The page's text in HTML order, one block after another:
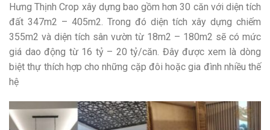
Hưng Thịnh Crop xây dựng bao gồm hơn 30 căn với diện tích
đất 347m2 – 405m2. Trong đó diện tích xây dựng chiếm
355m2 và diện tích sân vườn từ 18m2 – 180m2 sẽ có mức
giá dao động từ 16 tỷ – 20 tỷ/căn. Đây được xem là dòng
biệt thự thích hợp cho những cặp đôi hoặc gia đình nhiều thế
hệ